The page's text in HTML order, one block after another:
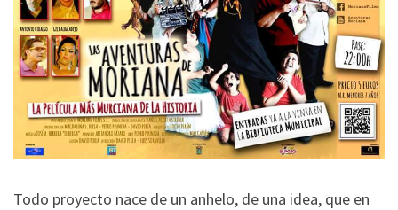
Todo proyecto nace de un anhelo, de una idea, que en